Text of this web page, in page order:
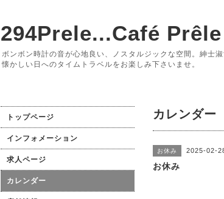
294Prele...Café Prêle
ボンボン時計の音が心地良い、ノスタルジックな空間。紳士淑
懐かしい日へのタイムトラベルをお楽しみ下さいませ。
カレンダー
お休み 2025-02-
お休み
トップページ
インフォメーション
求人ページ
カレンダー